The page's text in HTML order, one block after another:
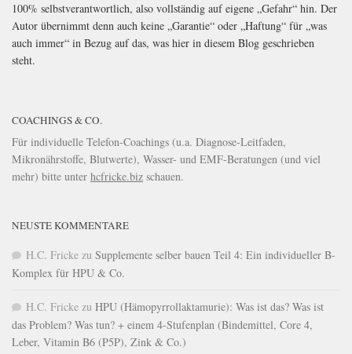
100% selbstverantwortlich, also vollständig auf eigene „Gefahr“ hin. Der
Autor übernimmt denn auch keine „Garantie“ oder „Haftung“ für „was
auch immer“ in Bezug auf das, was hier in diesem Blog geschrieben
steht.
COACHINGS & CO.
Für individuelle Telefon-Coachings (u.a. Diagnose-Leitfaden,
Mikronährstoffe, Blutwerte), Wasser- und EMF-Beratungen (und viel
mehr) bitte unter hcfricke.biz schauen.
NEUSTE KOMMENTARE
H.C. Fricke zu Supplemente selber bauen Teil 4: Ein individueller B-
Komplex für HPU & Co.
H.C. Fricke zu HPU (Hämopyrrollaktamurie): Was ist das? Was ist
das Problem? Was tun? + einem 4-Stufenplan (Bindemittel, Core 4,
Leber, Vitamin B6 (P5P), Zink & Co.)